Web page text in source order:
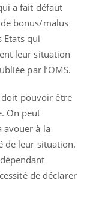
a fait défaut
de bonus/malus
Etats qui
leur situation
par l’OMS.
doit pouvoir être
On peut
avouer à la
de leur situation.
de déclarer